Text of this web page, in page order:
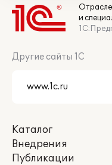
и
Другие сайты 1С
Каталог
Внедрения
Публикации